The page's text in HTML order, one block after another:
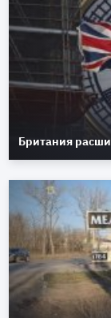
Британия